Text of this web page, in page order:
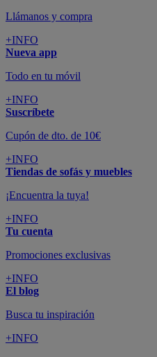
Llámanos y compra
+INFO
Nueva app
Todo en tu móvil
+INFO
Suscríbete
Cupón de dto. de 10€
+INFO
Tiendas de sofás y muebles
¡Encuentra la tuya!
+INFO
Tu cuenta
Promociones exclusivas
+INFO
El blog
Busca tu inspiración
+INFO